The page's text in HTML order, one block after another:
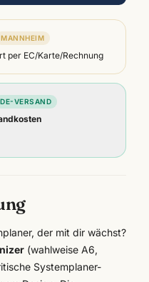
MANNHEIM
per EC/Karte/Rechnung
DE-VERSAND
der mit dir wächst?
(wahlweise A6,
Systemplaner-